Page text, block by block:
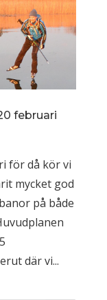
februari
för då kör vi
mycket god
på både
där vi...